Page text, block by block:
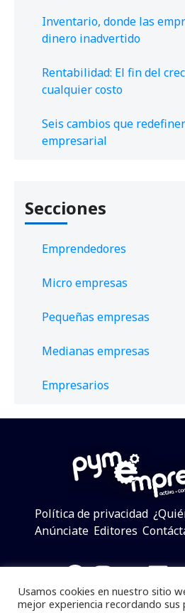
Inventario, donde las
dinero inadvertido
Rentabilidad: El fin del
cualquier costo
Seis cambios que
empresarial
Secciones
Emprendedores
Micro empresas
Pequeñas empresas
Medianas empresas
Empresarios
Política de privacidad
Anúnciate Editores
Facebook
Usamos cookies en nuestro sitio
mejor experiencia recordando sus